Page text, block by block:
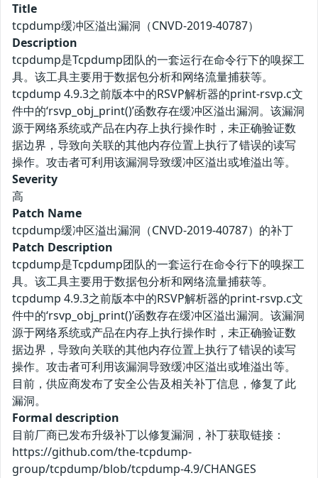
Title
tcpdump缓冲区溢出漏洞（CNVD-2019-40787）
Description
tcpdump是Tcpdump团队的一套运行在命令行下的嗅探工
具。该工具主要用于数据包分析和网络流量捕获等。
tcpdump 4.9.3之前版本中的RSVP解析器的print-rsvp.c文
件中的‘rsvp_obj_print()’函数存在缓冲区溢出漏洞。该漏洞
源于网络系统或产品在内存上执行操作时，未正确验证数
据边界，导致向关联的其他内存位置上执行了错误的读写
操作。攻击者可利用该漏洞导致缓冲区溢出或堆溢出等。
Severity
高
Patch Name
tcpdump缓冲区溢出漏洞（CNVD-2019-40787）的补丁
Patch Description
tcpdump是Tcpdump团队的一套运行在命令行下的嗅探工
具。该工具主要用于数据包分析和网络流量捕获等。
tcpdump 4.9.3之前版本中的RSVP解析器的print-rsvp.c文
件中的‘rsvp_obj_print()’函数存在缓冲区溢出漏洞。该漏洞
源于网络系统或产品在内存上执行操作时，未正确验证数
据边界，导致向关联的其他内存位置上执行了错误的读写
操作。攻击者可利用该漏洞导致缓冲区溢出或堆溢出等。
目前，供应商发布了安全公告及相关补丁信息，修复了此
漏洞。
Formal description
目前厂商已发布升级补丁以修复漏洞，补丁获取链接：
https://github.com/the-tcpdump-
group/tcpdump/blob/tcpdump-4.9/CHANGES